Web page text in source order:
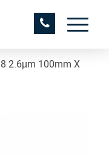
2.6µm 100mm X